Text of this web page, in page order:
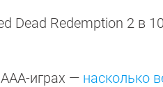
Dead Redemption 2 в
играх — насколько